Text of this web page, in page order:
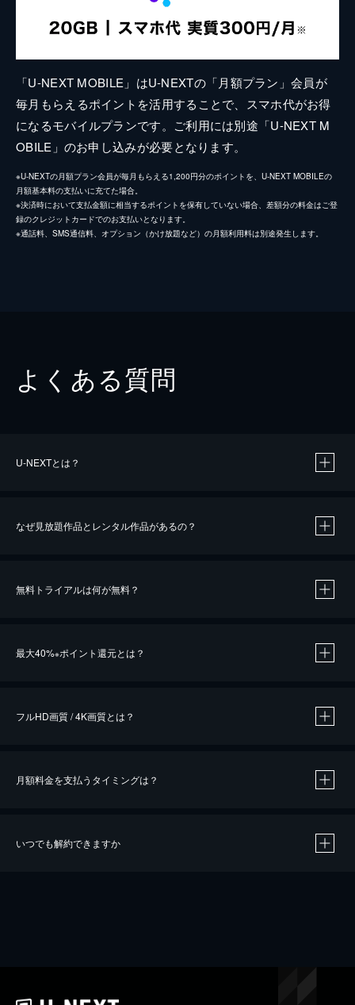
「U-NEXT MOBILE」はU-NEXTの「月額プラン」会員が
毎月もらえるポイントを活用することで、スマホ代がお得
になるモバイルプランです。ご利用には別途「U-NEXT M
OBILE」のお申し込みが必要となります。
※U-NEXTの月額プラン会員が毎月もらえる1,200円分のポイントを、U-NEXT MOBILEの
月額基本料の支払いに充てた場合。
※決済時において支払金額に相当するポイントを保有していない場合、差額分の料金はご登
録のクレジットカードでのお支払いとなります。
※通話料、SMS通信料、オプション（かけ放題など）の月額利用料は別途発生します。
よくある質問
U-NEXTとは？
なぜ見放題作品とレンタル作品があるの？
無料トライアルは何が無料？
最大40%※ポイント還元とは？
※40％ポイント還元の対象は、クレジットカード決済による作品の購入 / レンタルです。
iOSアプリのUコイン決済による作品の購入 / レンタルは、20％のポイント還元です。
フルHD画質 / 4K画質とは？
月額料金を支払うタイミングは？
いつでも解約できますか